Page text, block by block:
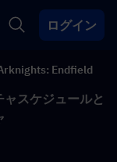
ログイン
Endfield
スケジュールと